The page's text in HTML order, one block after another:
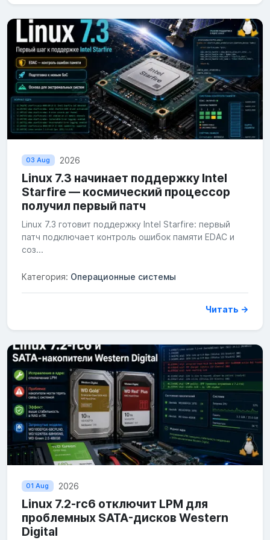
03 Aug 2026
Linux 7.3 начинает поддержку Intel
Starfire — космический процессор
получил первый патч
Linux 7.3 готовит поддержку Intel Starfire: первый
патч подключает контроль ошибок памяти EDAC и
соз...
Категория: Операционные системы
Читать →
01 Aug 2026
Linux 7.2-rc6 отключит LPM для
проблемных SATA-дисков Western
Digital